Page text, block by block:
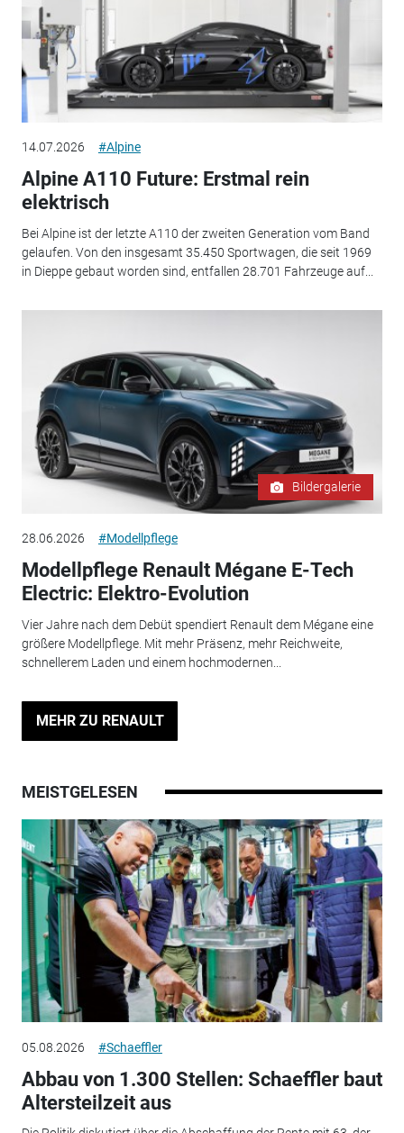
14.07.2026 #Alpine
Alpine A110 Future: Erstmal rein
elektrisch
Bei Alpine ist der letzte A110 der zweiten Generation vom Band
gelaufen. Von den insgesamt 35.450 Sportwagen, die seit 1969
in Dieppe gebaut worden sind, entfallen 28.701 Fahrzeuge auf...
Bildergalerie
28.06.2026 #Modellpflege
Modellpflege Renault Mégane E-Tech
Electric: Elektro-Evolution
Vier Jahre nach dem Debüt spendiert Renault dem Mégane eine
größere Modellpflege. Mit mehr Präsenz, mehr Reichweite,
schnellerem Laden und einem hochmodernen...
MEHR ZU RENAULT
MEISTGELESEN
05.08.2026 #Schaeffler
Abbau von 1.300 Stellen: Schaeffler baut
Altersteilzeit aus